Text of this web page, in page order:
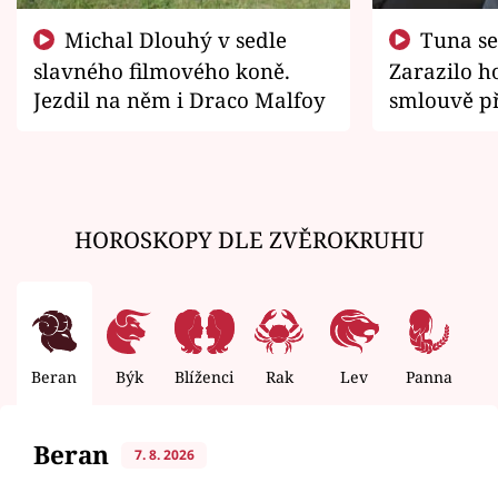
slavného filmového koně.
Jezdil na něm i Draco Malfoy
Zarazilo
smlouvě
HOROSKOPY DLE ZVĚROKRUHU
Beran Býk Blíženci Rak Lev Panna
Beran 7. 8. 2026